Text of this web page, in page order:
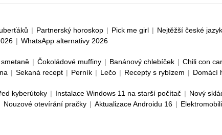
| Partnerský horoskop | Pick me girl | Nejtěžší české
| WhatsApp alternativy 2026
| Čokoládové muffiny | Banánový chlebíček | Chili con
| Sekaná recept | Perník | Lečo | Recepty s rybízem | Domácí
kyberútoky | Instalace Windows 11 na starší počítač | Nový
Nouzové otevírání pračky | Aktualizace Androidu 16 |